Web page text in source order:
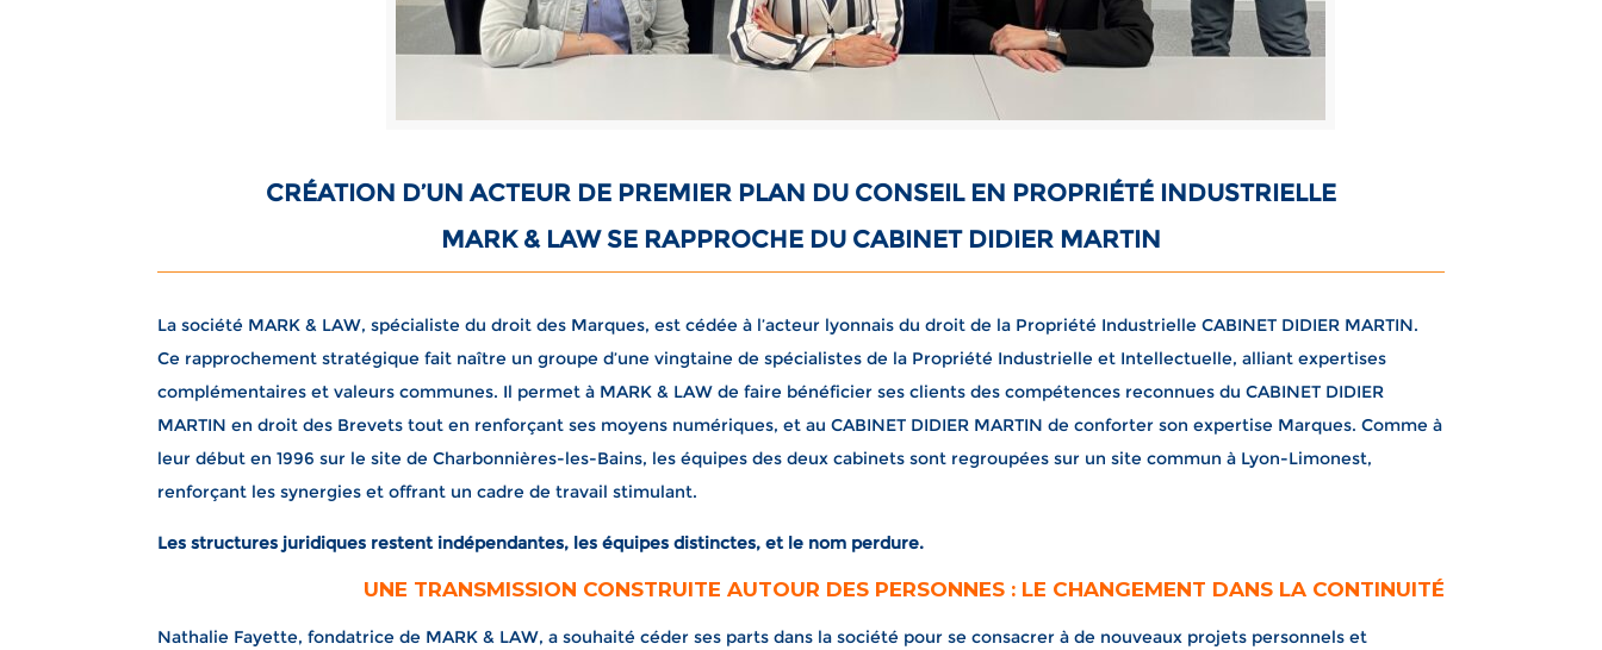
CRÉATION D’UN ACTEUR DE PREMIER PLAN DU CONSEIL EN PROPRIÉTÉ INDUSTRIELLE
MARK & LAW SE RAPPROCHE DU CABINET DIDIER MARTIN
La société MARK & LAW, spécialiste du droit des Marques, est cédée à l’acteur lyonnais du droit de la Propriété Industrielle CABINET DIDIER MARTIN.
Ce rapprochement stratégique fait naître un groupe d’une vingtaine de spécialistes de la Propriété Industrielle et Intellectuelle, alliant expertises
complémentaires et valeurs communes. Il permet à MARK & LAW de faire bénéficier ses clients des compétences reconnues du CABINET DIDIER
MARTIN en droit des Brevets tout en renforçant ses moyens numériques, et au CABINET DIDIER MARTIN de conforter son expertise Marques. Comme à
leur début en 1996 sur le site de Charbonnières-les-Bains, les équipes des deux cabinets sont regroupées sur un site commun à Lyon-Limonest,
renforçant les synergies et offrant un cadre de travail stimulant.
Les structures juridiques restent indépendantes, les équipes distinctes, et le nom perdure.
UNE TRANSMISSION CONSTRUITE AUTOUR DES PERSONNES : LE CHANGEMENT DANS LA CONTINUITÉ
Nathalie Fayette, fondatrice de MARK & LAW, a souhaité céder ses parts dans la société pour se consacrer à de nouveaux projets personnels et